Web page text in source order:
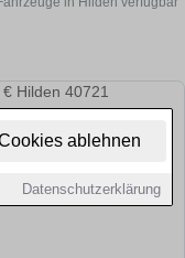
ablehnen
Datenschutzerklärung